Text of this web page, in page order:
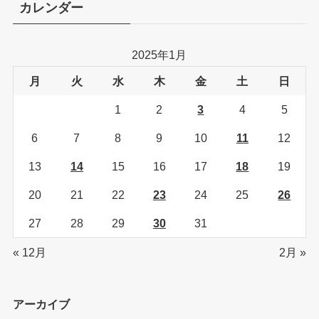
カレンダー
2025年1月
月 火 水 木 金 土 日
1 2 3 4 5
6 7 8 9 10 11 12
13 14 15 16 17 18 19
20 21 22 23 24 25 26
27 28 29 30 31
« 12月 2月 »
アーカイブ